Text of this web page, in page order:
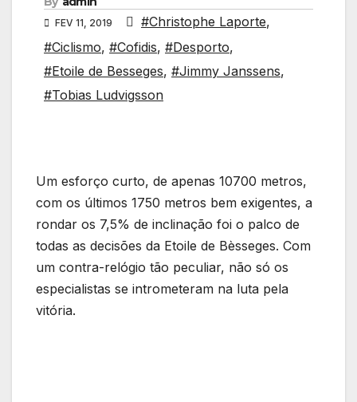
FEV 11, 2019 #Christophe Laporte,
#Ciclismo, #Cofidis, #Desporto,
#Etoile de Besseges, #Jimmy Janssens,
#Tobias Ludvigsson
Um esforço curto, de apenas 10700 metros,
com os últimos 1750 metros bem exigentes, a
rondar os 7,5% de inclinação foi o palco de
todas as decisões da Etoile de Bèsseges. Com
um contra-relógio tão peculiar, não só os
especialistas se intrometeram na luta pela
vitória.